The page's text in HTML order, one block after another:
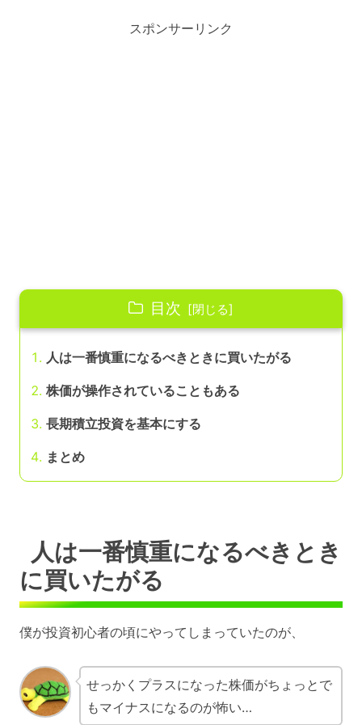
スポンサーリンク
目次
人は一番慎重になるべきときに買いたがる
株価が操作されていることもある
長期積立投資を基本にする
まとめ
人は一番慎重になるべきとき
に買いたがる
僕が投資初心者の頃にやってしまっていたのが、
せっかくプラスになった株価がちょっとで
もマイナスになるのが怖い…